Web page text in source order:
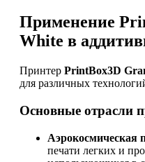
Применение
White в
Принтер PrintBox3D
для различных
Основные отрасли
Аэрокосмическая
печати легких и